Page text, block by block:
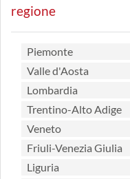
regione
Piemonte
Valle d'Aosta
Lombardia
Trentino-Alto Adige
Veneto
Friuli-Venezia Giulia
Liguria